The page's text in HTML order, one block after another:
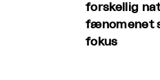
forskellig
fænomenet
fokus